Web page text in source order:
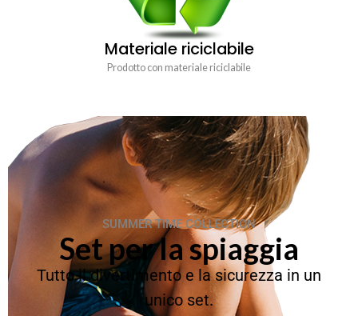
Materiale riciclabile
Prodotto con materiale riciclabile
SUMMER TIME COLLECTION
Set per la spiaggia
Tutto il divertimento e la sicurezza in un
unico set.